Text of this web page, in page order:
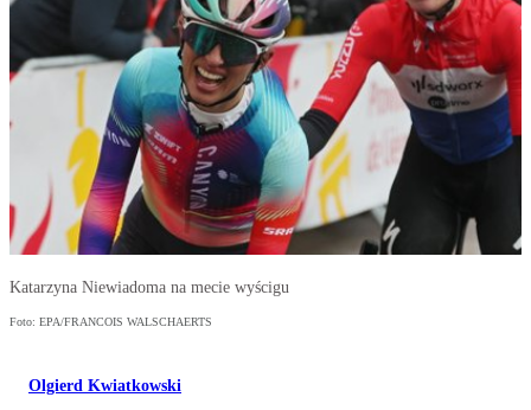
Katarzyna Niewiadoma na mecie wyścigu
Foto: EPA/FRANCOIS WALSCHAERTS
Olgierd Kwiatkowski